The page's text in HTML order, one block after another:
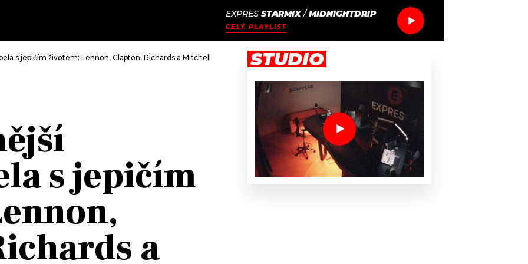
EXPRES STARMIX/MIDNIGHTDRIP
CELÝ PLAYLIST
s jepičím životem: Lennon, Clapton, Richards a Mitchell se v The Dirty Mac potkali na jediný večer
s jepičím
a
STUDIO